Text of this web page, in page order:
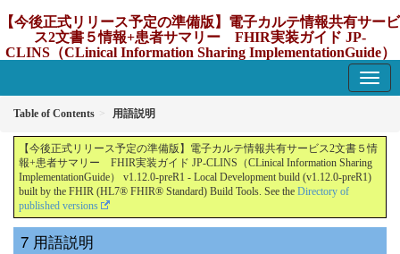
【今後正式リリース予定の準備版】電子カルテ情報共有サービ
ス2文書５情報+患者サマリー FHIR実装ガイド JP-
CLINS（CLinical Information Sharing ImplementationGuide）
Table of Contents 用語説明
【今後正式リリース予定の準備版】電子カルテ情報共有サービス2文書５情
報+患者サマリー FHIR実装ガイド JP-CLINS（CLinical Information Sharing
ImplementationGuide） v1.12.0-preR1 - Local Development build (v1.12.0-preR1)
built by the FHIR (HL7® FHIR® Standard) Build Tools. See the Directory of
published versions
用語説明